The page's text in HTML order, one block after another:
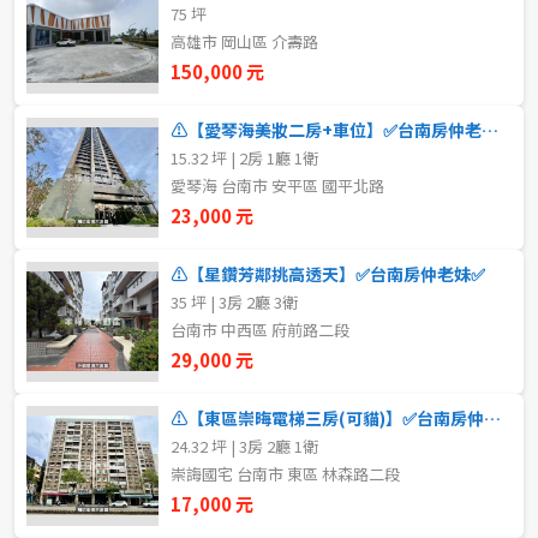
嘉義市
嘉義縣
高雄市
屏東縣
台東縣
花蓮縣
金門連江
20~30 坪
40~50 坪
60~70 坪 70~80 坪
80坪以上
~ 坪
樓層
不拘
1樓 2樓
3樓
75 坪
高雄市 岡山區 介壽路
150,000 元
⚠️【愛琴海美妝二房+車位】✅台南房仲老妹✅
15.32 坪 | 2房 1廳 1衛
愛琴海 台南市 安平區 國平北路
23,000 元
⚠️【星鑽芳鄰挑高透天】✅台南房仲老妹✅
35 坪 | 3房 2廳 3衛
台南市 中西區 府前路二段
29,000 元
⚠️【東區崇晦電梯三房(可貓)】✅台南房仲老妹✅
24.32 坪 | 3房 2廳 1衛
崇誨國宅 台南市 東區 林森路二段
17,000 元